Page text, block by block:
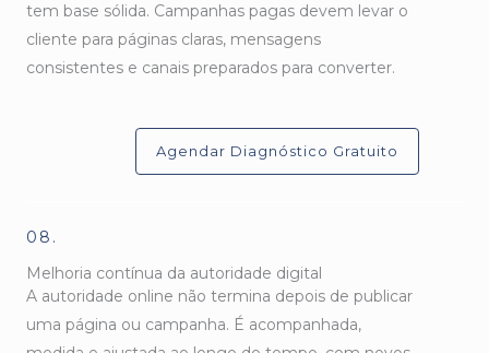
tem base sólida. Campanhas pagas devem levar o
cliente para páginas claras, mensagens
consistentes e canais preparados para converter.
Agendar Diagnóstico Gratuito
08.
Melhoria contínua da autoridade digital
A autoridade online não termina depois de publicar
uma página ou campanha. É acompanhada,